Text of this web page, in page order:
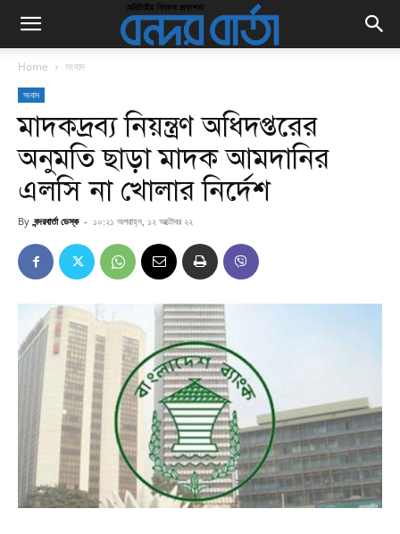
Home সংবাদ
সংবাদ
মাদকদ্রব্য নিয়ন্ত্রণ অধিদপ্তরের
অনুমতি ছাড়া মাদক আমদানির
এলসি না খোলার নির্দেশ
By বন্দরবার্তা ডেস্ক - ১০:২১ অপরাহ্ন, ১২ অক্টোবর ২২